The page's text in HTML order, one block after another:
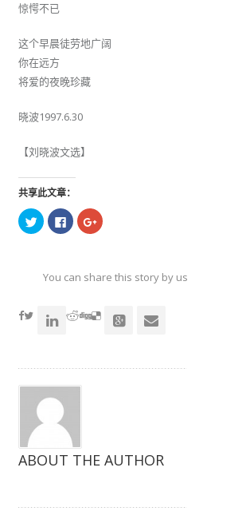
惊愕不已
这个早晨徒劳地广阔
你在远方
将爱的夜晚珍藏
晓波1997.6.30
【刘晓波文选】
共享此文章：
点
击
共
享
窗
口
点
击
共
享
窗
口
点
击
共
享
窗
口
You can share this story by using your
ABOUT THE AUTHOR